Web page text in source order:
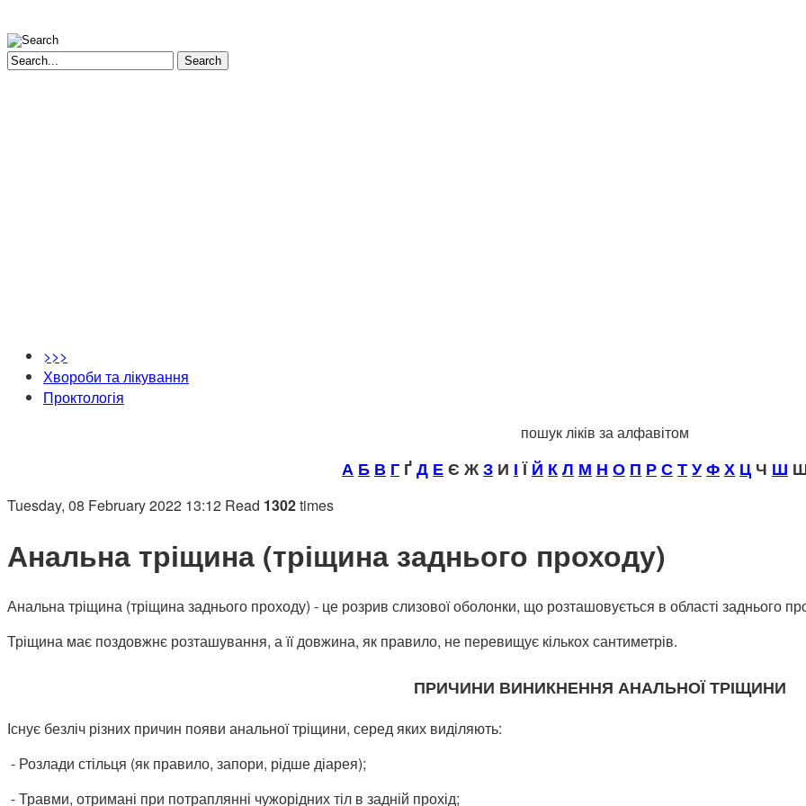
Search
>>>
Хвороби та лікування
Проктологія
пошук ліків за алфавітом
А Б В Г ҐД ЕЄ ЖЗ И ІЇЙ КЛ М Н О П РСТУФХ Ц Ч Ш
Tuesday, 08 February 2022 13:12 Read 1302times
Анальна тріщина (тріщина заднього проходу)
Анальна тріщина (тріщина заднього проходу) - це розрив слизової оболонки, що розташовується в області заднього
Тріщина має поздовжнє розташування, а її довжина, як правило, не перевищує кількох сантиметрів.
ПРИЧИНИ ВИНИКНЕННЯ АНАЛЬНОЇ ТРІЩИНИ
Існує безліч різних причин появи анальної тріщини, серед яких виділяють:
- Розлади стільця (як правило, запори, рідше діарея);
- Травми, отримані при потраплянні чужорідних тіл в задній прохід;